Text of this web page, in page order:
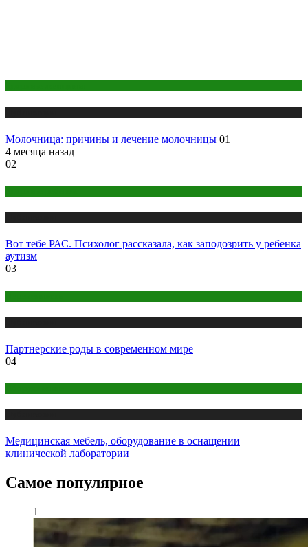
Молочница: причины и лечение молочницы 01
4 месяца назад
02
Вот тебе РАС. Психолог рассказала, как заподозрить у ребенка
аутизм
03
Партнерские роды в современном мире
04
Медицинская мебель, оборудование в оснащении
клинической лаборатории
Самое популярное
1